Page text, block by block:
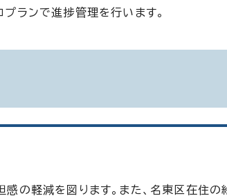
ランで進捗管理を行います。
の軽減を図ります。また、名東区在住の